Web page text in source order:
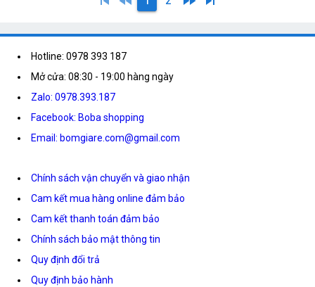
Hotline: 0978 393 187
Mở cửa: 08:30 - 19:00 hàng ngày
Zalo: 0978.393.187
Facebook: Boba shopping
Email: bomgiare.com@gmail.com
Chính sách vận chuyển và giao nhận
Cam kết mua hàng online đảm bảo
Cam kết thanh toán đảm bảo
Chính sách bảo mật thông tin
Quy định đổi trả
Quy định bảo hành